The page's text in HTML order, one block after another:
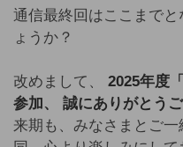
通信最終回はここまで
ょうか？
改めまして、 2025年度
参加、 誠にありがとう
来期も、みなさまとご